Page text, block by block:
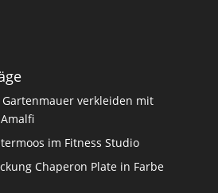
verkleiden mit
im Fitness Studio
Chaperon Plate in Farbe